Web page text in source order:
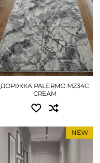
1.50 - 1575 грн
2.00 - 2070 грн
ДЕТАЛЬНІШЕ
ДОРІЖКА PALERMO MZ34C
CREAM
NEW
Доступні розміри:
0.80 - 765 грн